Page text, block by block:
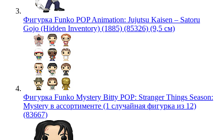
Фигурка Funko POP Animation: Jujutsu Kaisen – Satoru
Gojo (Hidden Inventory) (1885) (85326) (9,5 см)
Фигурка Funko Mystery Bitty POP: Stranger Things Season:
Mystery в ассортименте (1 случайная фигурка из 12)
(83667)